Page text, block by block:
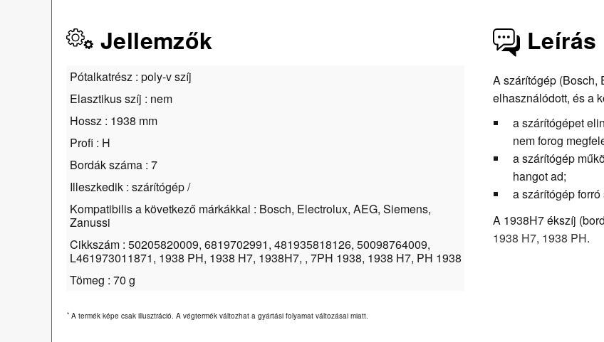
Jellemzők
Pótalkatrész : poly-v szíj
Elasztikus szíj : nem
Hossz : 1938 mm
Profi : H
Bordák száma : 7
Illeszkedik : szárítógép /
Kompatibilis a következő márkákkal : Bosch, Electrolux, AEG, Siemens,
Zanussi
Cikkszám : 50205820009, 6819702991, 481935818126, 50098764009,
L461973011871, 1938 PH, 1938 H7, 1938H7, , 7PH 1938, 1938 H7, PH 1938
Tömeg : 70 g
* A termék képe csak illusztráció. A végtermék változhat a gyártási folyamat változásai miatt.
Leírás
A szárítógép (Bosch,
elhasználódott, és a
a szárítógépet
nem forog
a szárítógép
hangot ad;
a szárítógép
A 1938H7 ékszíj
1938 H7, 1938 PH.